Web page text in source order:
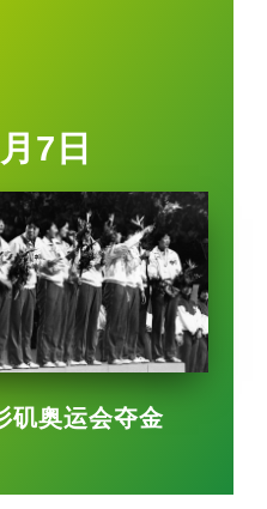
3:49
7日
矶奥运会夺金